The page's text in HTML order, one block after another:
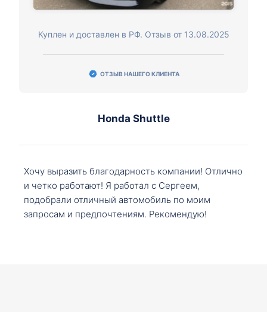
Куплен и доставлен в РФ. Отзыв от 13.08.2025
ОТЗЫВ НАШЕГО КЛИЕНТА
Honda Shuttle
Хочу выразить благодарность компании! Отлично
и четко работают! Я работал с Сергеем,
подобрали отличный автомобиль по моим
запросам и предпочтениям. Рекомендую!